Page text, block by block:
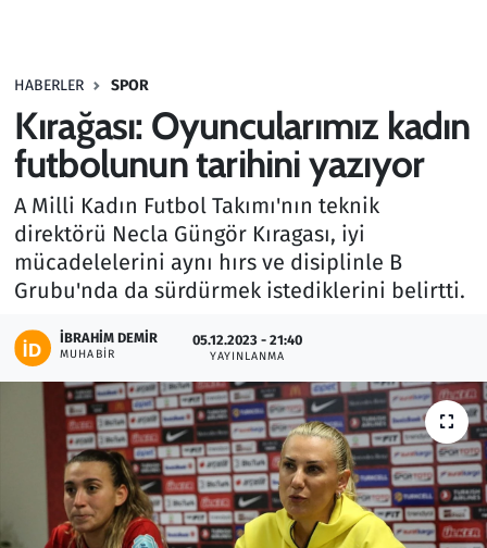
HABERLER SPOR
Kırağası: Oyuncularımız kadın
futbolunun tarihini yazıyor
A Milli Kadın Futbol Takımı'nın teknik
direktörü Necla Güngör Kıragası, iyi
mücadelelerini aynı hırs ve disiplinle B
Grubu'nda da sürdürmek istediklerini belirtti.
İBRAHIM DEMIR
MUHABIR
05.12.2023 - 21:40
YAYINLANMA
Haber
Kültür Sanat
Kurumsal Haberler
Lezzet Durağı
Oyun
Ramazan
Resmi İlanlar